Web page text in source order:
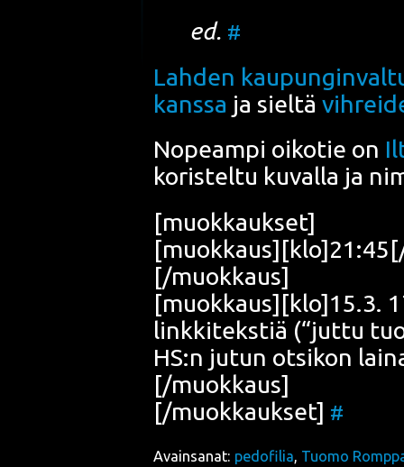
ed. #
Lah­den
kans­sa ja siel­tä
Nopeam­pi oiko­tie on
koris­tel­tu kuval­la ja
[muok­kauk­set]
[/muokkaus]
[muokkaus][klo]15.3.
link­ki­teks­tiä (“jut­tu
HS:n jutun otsi­kon
[/muokkaus]
[/muokkaukset] #
Avainsanat: pedofilia Tuomo